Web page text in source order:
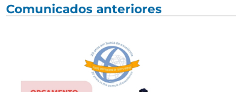
Comunicados anteriores